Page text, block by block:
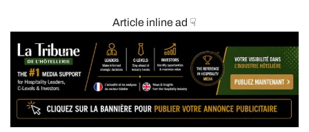
Article inline ad ☟